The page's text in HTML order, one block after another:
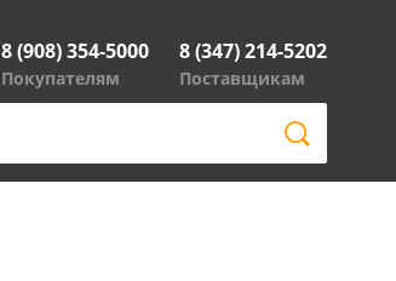
8 (908) 354-5000
Покупателям
8 (347) 214-5202
Поставщикам